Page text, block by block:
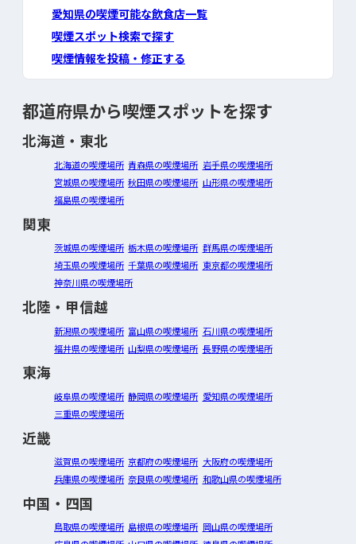
愛知県の喫煙可能な飲食店一覧
喫煙スポット検索で探す
喫煙情報を投稿・修正する
都道府県から喫煙スポットを探す
北海道・東北
北海道の喫煙場所 青森県の喫煙場所 岩手県の喫煙場所
宮城県の喫煙場所 秋田県の喫煙場所 山形県の喫煙場所
福島県の喫煙場所
関東
茨城県の喫煙場所 栃木県の喫煙場所 群馬県の喫煙場所
埼玉県の喫煙場所 千葉県の喫煙場所 東京都の喫煙場所
神奈川県の喫煙場所
北陸・甲信越
新潟県の喫煙場所 富山県の喫煙場所 石川県の喫煙場所
福井県の喫煙場所 山梨県の喫煙場所 長野県の喫煙場所
東海
岐阜県の喫煙場所 静岡県の喫煙場所 愛知県の喫煙場所
三重県の喫煙場所
近畿
滋賀県の喫煙場所 京都府の喫煙場所 大阪府の喫煙場所
兵庫県の喫煙場所 奈良県の喫煙場所 和歌山県の喫煙場所
中国・四国
鳥取県の喫煙場所 島根県の喫煙場所 岡山県の喫煙場所